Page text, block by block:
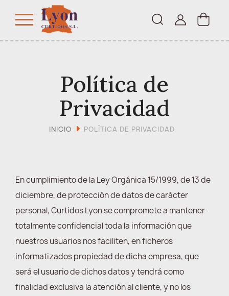
Política de
Privacidad
INICIO POLÍTICA DE PRIVACIDAD
En cumplimiento de la Ley Orgánica 15/1999, de 13 de
diciembre, de protección de datos de carácter
personal, Curtidos Lyon se compromete a mantener
totalmente confidencial toda la información que
nuestros usuarios nos faciliten, en ficheros
informatizados propiedad de dicha empresa, que
será el usuario de dichos datos y tendrá como
finalidad exclusiva la atención al cliente, y no los